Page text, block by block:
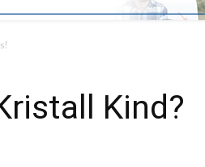
Kind?